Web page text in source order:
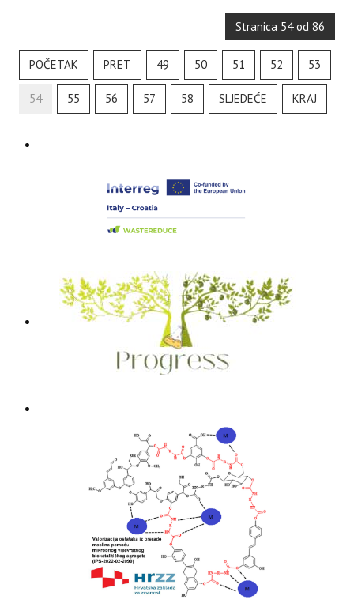
Stranica 54 od 86
POČETAK PRET 49 50 51 52 53
54 55 56 57 58 SLJEDEĆE KRAJ